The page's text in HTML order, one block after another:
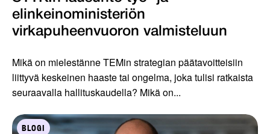
elinkeinoministeriön
virkapuheenvuoron valmisteluun
Mikä on mielestänne TEMin strategian päätavoitteisiin
liittyvä keskeinen haaste tai ongelma, joka tulisi ratkaista
seuraavalla hallituskaudella? Mikä on...
BLOGI